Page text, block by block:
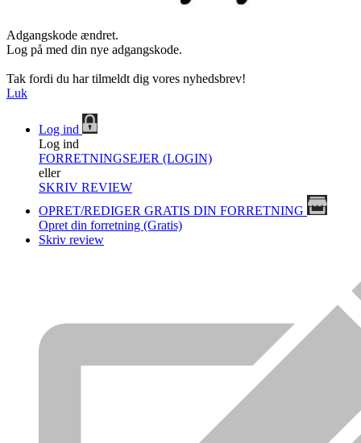
Adgangskode ændret.
Log på med din nye adgangskode.
Tak fordi du har tilmeldt dig vores nyhedsbrev!
Luk
Log ind
Log ind
FORRETNINGSEJER (LOGIN)
eller
SKRIV REVIEW
OPRET/REDIGER GRATIS DIN FORRETNING
Opret din forretning (Gratis)
Skriv review